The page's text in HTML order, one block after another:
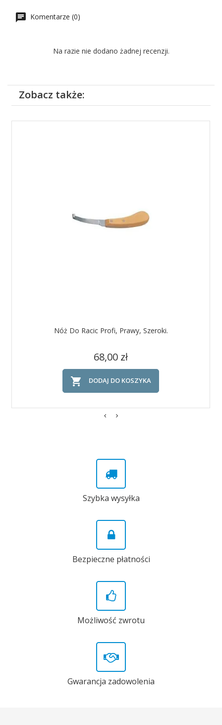
Komentarze (0)
Na razie nie dodano żadnej recenzji.
Zobacz także:
Nóż Do Racic Profi, Prawy, Szeroki.
Cena
68,00 zł
 DODAJ DO KOSZYKA
Szybka wysyłka
Bezpieczne płatności
Możliwość zwrotu
Gwarancja zadowolenia